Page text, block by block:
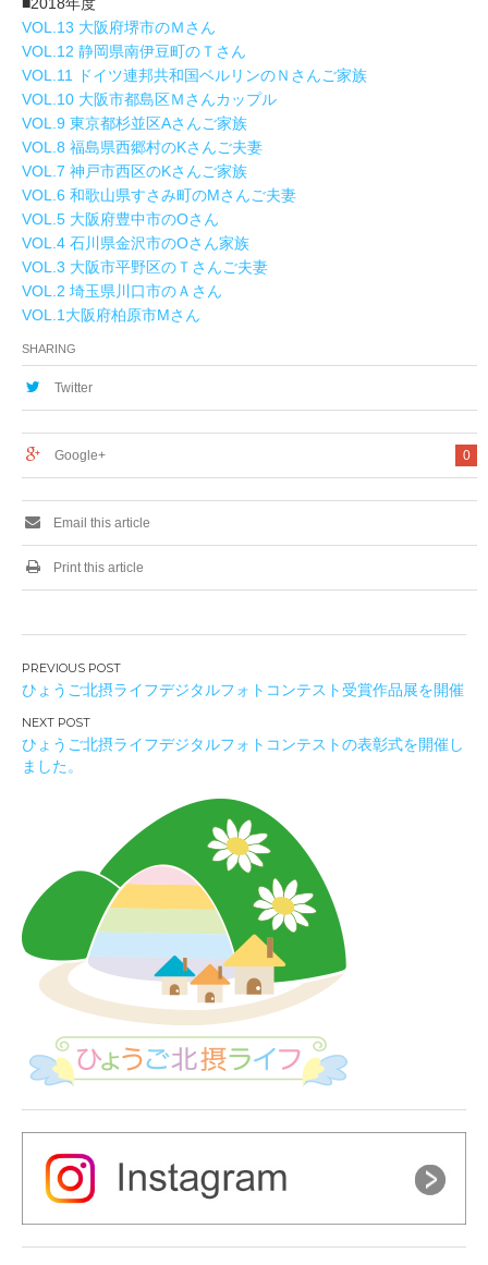
VOL.13 大阪府堺市のＭさん
VOL.12 静岡県南伊豆町のＴさん
VOL.11 ドイツ連邦共和国ベルリンのＮさんご家族
VOL.10 大阪市都島区Ｍさんカップル
VOL.9 東京都杉並区Aさんご家族
VOL.8 福島県西郷村のKさんご夫妻
VOL.7 神戸市西区のKさんご家族
VOL.6 和歌山県すさみ町のMさんご夫妻
VOL.5 大阪府豊中市のOさん
VOL.4 石川県金沢市のOさん家族
VOL.3 大阪市平野区のＴさんご夫妻
VOL.2 埼玉県川口市のＡさん
VOL.1大阪府柏原市Mさん
SHARING
Twitter
0
Google+
Email this article
Print this article
投
稿
ナ
ビ
ゲ
ン
ひょうご北摂ライフデジタルフォトコンテスト受賞作品展を開催
ひょうご北摂ライフデジタルフォトコンテストの表彰式を開催し
ました。